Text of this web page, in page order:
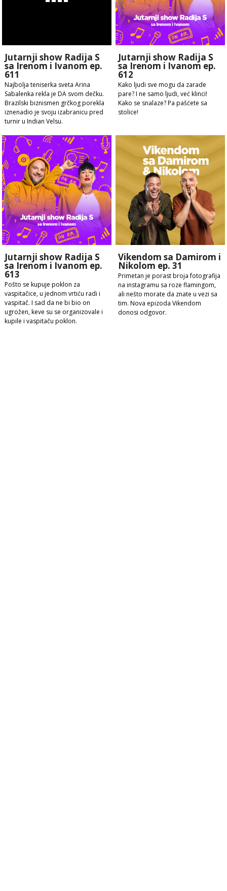
Jutarnji show Radija S
sa Irenom i Ivanom ep.
611
Najbolja teniserka sveta Arina
Sabalenka rekla je DA svom dečku.
Brazilski biznismen grčkog porekla
iznenadio je svoju izabranicu pred
turnir u Indian Velsu.
Jutarnji show Radija S
sa Irenom i Ivanom ep.
612
Kako ljudi sve mogu da zarade
pare? I ne samo ljudi, već klinci!
Kako se snalaze? Pa pašćete sa
stolice!
Jutarnji show Radija S
sa Irenom i Ivanom ep.
613
Pošto se kupuje poklon za
vaspitačice, u jednom vrtiću radi i
vaspitač. I sad da ne bi bio on
ugrožen, keve su se organizovale i
kupile i vaspitaču poklon.
Vikendom sa Damirom i
Nikolom ep. 31
Primetan je porast broja fotografija
na instagramu sa roze flamingom,
ali nešto morate da znate u vezi sa
tim. Nova epizoda Vikendom
donosi odgovor.